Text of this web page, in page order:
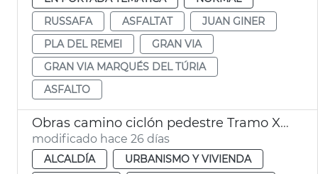
RUSSAFA
ASFALTAT
JUAN GINER
PLA DEL REMEI
GRAN VIA
GRAN VIA MARQUÉS DEL TÚRIA
ASFALTO
Obras camino ciclón pedestre Tramo XVI Turia Pont Astilleros València
modificado hace 26 días
ALCALDÍA
URBANISMO Y VIVIENDA